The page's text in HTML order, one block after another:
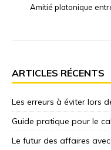
Amitié platonique
ARTICLES RÉCENTS
Les erreurs à éviter lors
Guide pratique pour le
Le futur des affaires